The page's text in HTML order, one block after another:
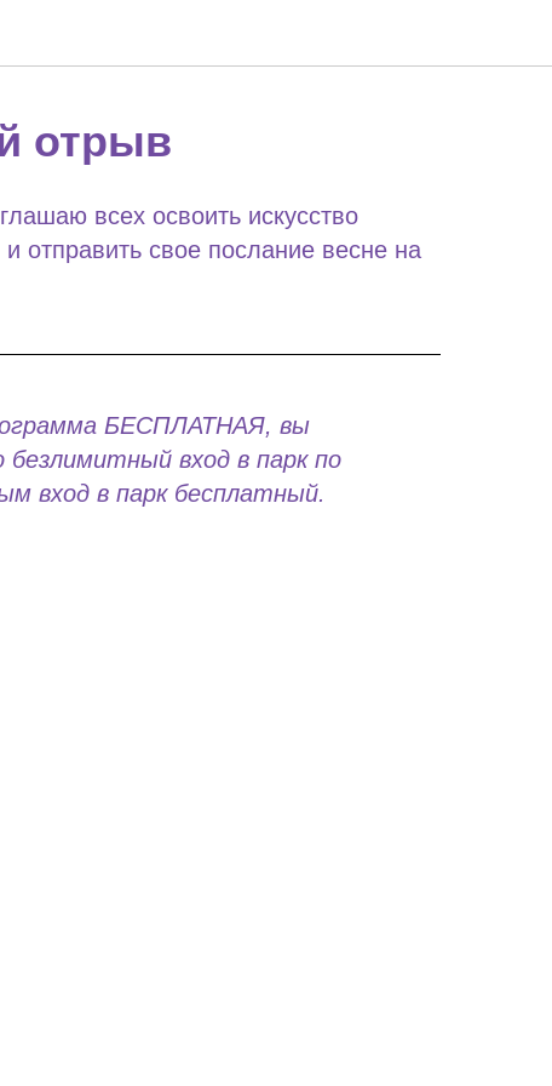
отрыв
всех освоить искусство
отправить свое послание весне на
БЕСПЛАТНАЯ, вы
безлимитный вход в парк по
вход в парк бесплатный.